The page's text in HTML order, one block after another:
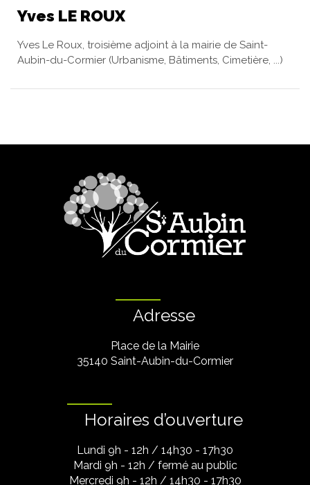
Yves LE ROUX
Yves Le Roux, troisième adjoint à la mairie de Saint-
Aubin-du-Cormier (Urbanisme, Bâtiments, Cimetière, ...)
Adresse
Place de la Mairie
35140 Saint-Aubin-du-Cormier
Horaires d’ouverture
Lundi 9h - 12h / 14h30 - 17h30
Mardi 9h - 12h / fermé au public
Mercredi 9h - 12h / 14h30 - 17h30